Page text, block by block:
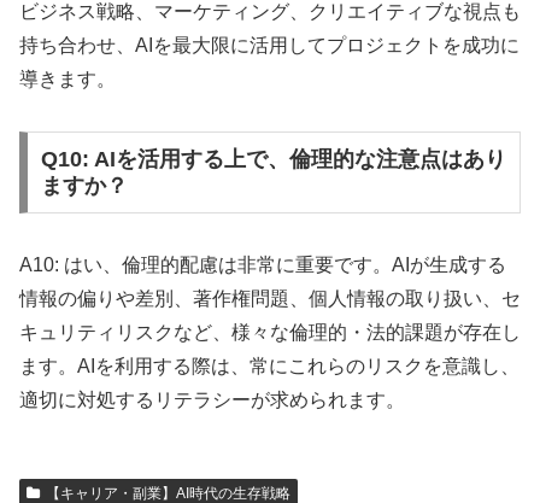
ビジネス戦略、マーケティング、クリエイティブな視点も
持ち合わせ、AIを最大限に活用してプロジェクトを成功に
導きます。
Q10: AIを活用する上で、倫理的な注意点はあり
ますか？
A10: はい、倫理的配慮は非常に重要です。AIが生成する
情報の偏りや差別、著作権問題、個人情報の取り扱い、セ
キュリティリスクなど、様々な倫理的・法的課題が存在し
ます。AIを利用する際は、常にこれらのリスクを意識し、
適切に対処するリテラシーが求められます。
【キャリア・副業】AI時代の生存戦略